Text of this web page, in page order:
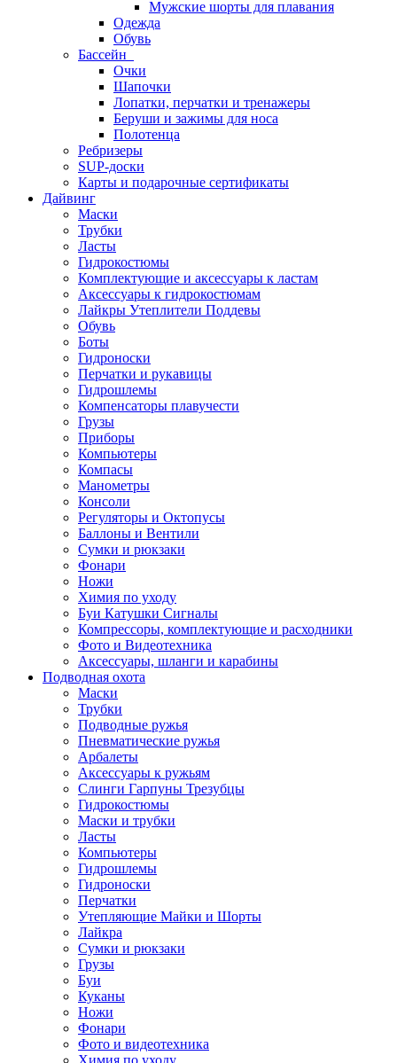
Мужские шорты для плавания
Одежда
Обувь
Бассейн
Очки
Шапочки
Лопатки, перчатки и тренажеры
Беруши и зажимы для носа
Полотенца
Ребризеры
SUP-доски
Карты и подарочные сертификаты
Дайвинг
Маски
Трубки
Ласты
Гидрокостюмы
Комплектующие и аксессуары к ластам
Аксессуары к гидрокостюмам
Лайкры Утеплители Поддевы
Обувь
Боты
Гидроноски
Перчатки и рукавицы
Гидрошлемы
Компенсаторы плавучести
Грузы
Приборы
Компьютеры
Компасы
Манометры
Консоли
Регуляторы и Октопусы
Баллоны и Вентили
Сумки и рюкзаки
Фонари
Ножи
Химия по уходу
Буи Катушки Сигналы
Компрессоры, комплектующие и расходники
Фото и Видеотехника
Аксессуары, шланги и карабины
Подводная охота
Маски
Трубки
Подводные ружья
Пневматические ружья
Арбалеты
Аксессуары к ружьям
Слинги Гарпуны Трезубцы
Гидрокостюмы
Маски и трубки
Ласты
Компьютеры
Гидрошлемы
Гидроноски
Перчатки
Утепляющие Майки и Шорты
Лайкра
Сумки и рюкзаки
Грузы
Буи
Куканы
Ножи
Фонари
Фото и видеотехника
Химия по уходу